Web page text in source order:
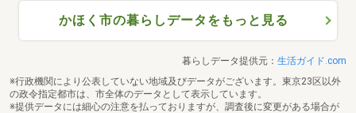
かほく市の暮らしデータをもっと見る
暮らしデータ提供元： 生活ガイド.com
※行政機関により公表していない地域及びデータがございます。東京23区以外
の政令指定都市は、市全体のデータとして表示しています。
※提供データには細心の注意を払っておりますが、調査後に変更がある場合が